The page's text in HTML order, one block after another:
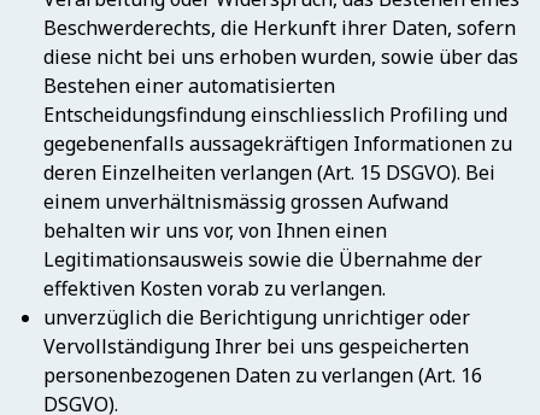
Beschwerderechts, die Herkunft ihrer Daten, sofern
diese nicht bei uns erhoben wurden, sowie über das
Bestehen einer automatisierten
Entscheidungsfindung einschliesslich Profiling und
gegebenenfalls aussagekräftigen Informationen zu
deren Einzelheiten verlangen (Art. 15 DSGVO). Bei
einem unverhältnismässig grossen Aufwand
behalten wir uns vor, von Ihnen einen
Legitimationsausweis sowie die Übernahme der
effektiven Kosten vorab zu verlangen.
unverzüglich die Berichtigung unrichtiger oder
Vervollständigung Ihrer bei uns gespeicherten
personenbezogenen Daten zu verlangen (Art. 16
DSGVO).